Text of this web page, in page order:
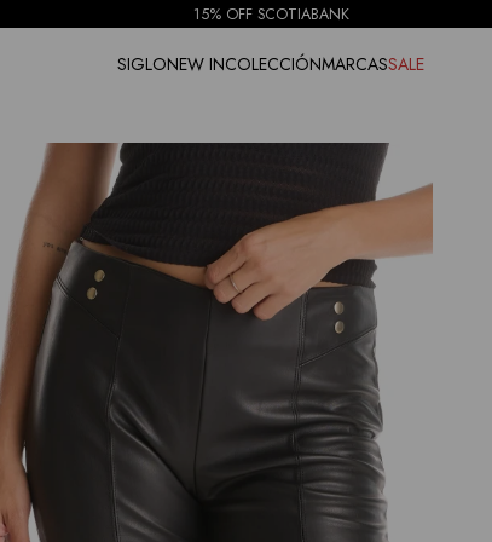
15% OFF SCOTIABANK
SIGLONEW INCOLECCIÓNMARCASSALE